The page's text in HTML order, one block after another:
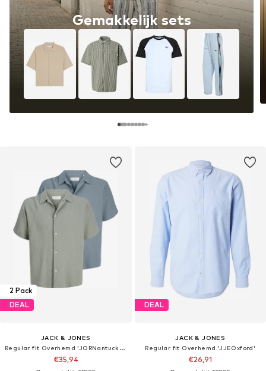
2 Pack
DEAL
JACK & JONES
Regular fit Overhemd 'JORNantucket'
€35,94
Gemakkelijk sets
DEAL
JACK & JONES
Regular fit Overhemd 'JJEOxford'
€26,91